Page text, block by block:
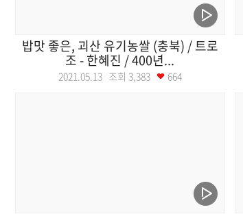
밥맛 좋은, 괴산 유기농쌀 (충북) / 트로
조 - 한혜진 / 400년...
2021.05.13 조회 3,383 664